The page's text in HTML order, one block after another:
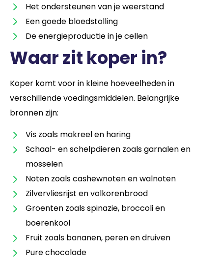
Het ondersteunen van je weerstand
Een goede bloedstolling
De energieproductie in je cellen
Waar zit koper in?
Koper komt voor in kleine hoeveelheden in
verschillende voedingsmiddelen. Belangrijke
bronnen zijn:
Vis zoals makreel en haring
Schaal- en schelpdieren zoals garnalen en
mosselen
Noten zoals cashewnoten en walnoten
Zilvervliesrijst en volkorenbrood
Groenten zoals spinazie, broccoli en
boerenkool
Fruit zoals bananen, peren en druiven
Pure chocolade